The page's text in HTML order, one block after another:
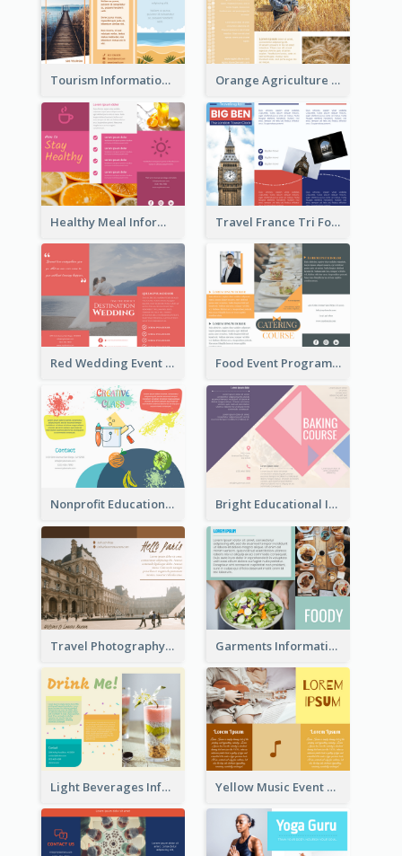
Tourism Informational Tri Fold Brochure Orange Agriculture Tri Fold Brochure
Healthy Meal Informational Tri Fold Brochure Travel France Tri Fold Brochure
Red Wedding Event Tri Fold Brochure Food Event Program Tri Fold Brochure
Nonprofit Educational Class Tri Fold Brochure Bright Educational Information Tri Fold Brochure
Travel Photography Tri Fold Brochure Garments Informational Brochure
Light Beverages Informational Brochure Yellow Music Event Program Brochure